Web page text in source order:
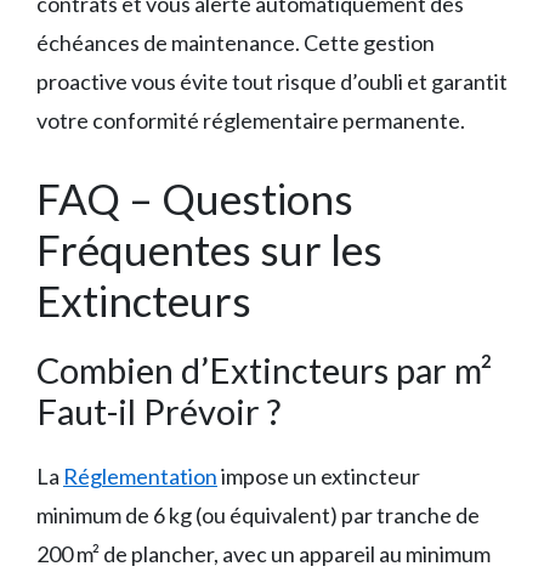
échéances de maintenance. Cette gestion
proactive vous évite tout risque d’oubli et garantit
votre conformité réglementaire permanente.
FAQ – Questions
Fréquentes sur les
Extincteurs
Combien d’Extincteurs par m²
Faut-il Prévoir ?
La Réglementationimpose un extincteur
minimum de 6 kg (ou équivalent) par tranche de
200 m² de plancher, avec un appareil au minimum